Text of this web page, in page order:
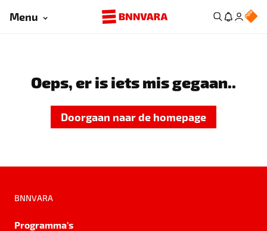
Menu
Oeps, er is iets mis gegaan..
Doorgaan naar de homepage
BNNVARA
Programma's